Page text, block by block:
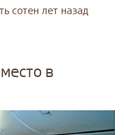
сотен лет назад
в